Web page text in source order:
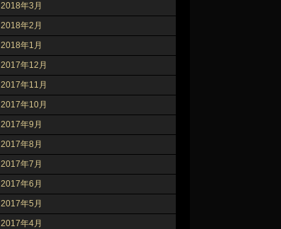
2018年3月
2018年2月
2018年1月
2017年12月
2017年11月
2017年10月
2017年9月
2017年8月
2017年7月
2017年6月
2017年5月
2017年4月